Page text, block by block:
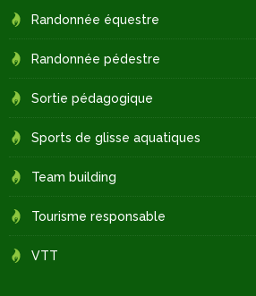
Randonnée équestre
Randonnée pédestre
Sortie pédagogique
Sports de glisse aquatiques
Team building
Tourisme responsable
VTT